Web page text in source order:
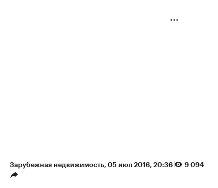
Зарубежная недвижимость⁠, 05 июл 2016, 20:36 9 094